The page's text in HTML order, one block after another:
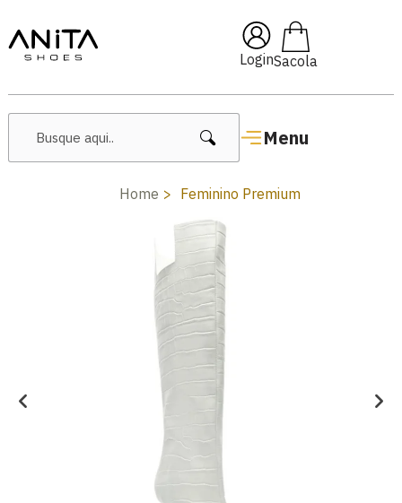
Login
Menu
🔥 Lançamentos Femininos
Home Feminino Premium